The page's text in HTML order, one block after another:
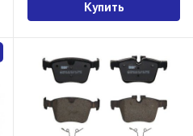
Купить